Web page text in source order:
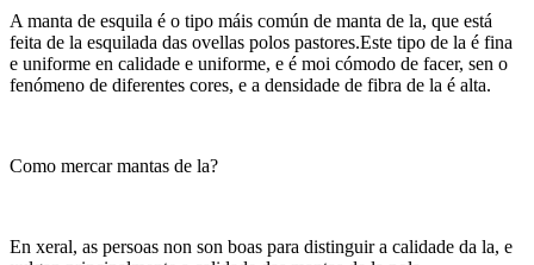
A manta de esquila é o tipo máis común de manta de la, que está
feita de la esquilada das ovellas polos pastores.Este tipo de la é fina
e uniforme en calidade e uniforme, e é moi cómodo de facer, sen o
fenómeno de diferentes cores, e a densidade de fibra de la é alta.
Como mercar mantas de la?
En xeral, as persoas non son boas para distinguir a calidade da la, e